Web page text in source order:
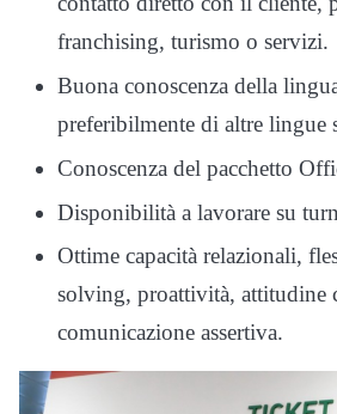
franchising, turismo o servizi.
Buona conoscenza della
preferibilmente di altre lingue
Conoscenza del pacchetto
Disponibilità a lavorare su
Ottime capacità relazionali,
solving, proattività, attitudine
comunicazione assertiva.